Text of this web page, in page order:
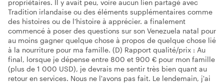
propriétaires. Il y avait peu, voire aucun lien partagé avec
Tradition irlandaise ou des éléments supplémentaires comme
des histoires ou de l'histoire à apprécier. a finalement
commencé à poser des questions sur son Venezuela natal pour
au moins gagner quelque chose à propos de quelque chose lié
à la nourriture pour ma famille. (D) Rapport qualité/prix : Au
final, lorsque je dépense entre 800 et 900 € pour mon famille
(plus de 1 000 USD), je devrais me sentir très bien quant au
retour en services. Nous ne l'avons pas fait. Le lendemain, j'ai